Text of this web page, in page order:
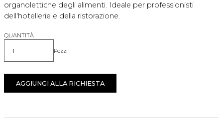
organolettiche degli alimenti. Ideale per professionisti
dell'hotellerie e della ristorazione.
QUANTITÀ
Quantità Pezzi
AGGIUNGI ALLA RICHIESTA